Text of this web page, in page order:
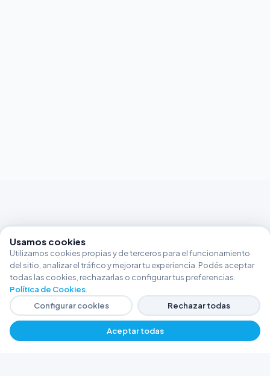
Usamos cookies
Utilizamos cookies propias y de terceros para el funcionamiento
del sitio, analizar el tráfico y mejorar tu experiencia. Podés aceptar
todas las cookies, rechazarlas o configurar tus preferencias.
Política de Cookies
Configurar cookies
Rechazar todas
Aceptar todas